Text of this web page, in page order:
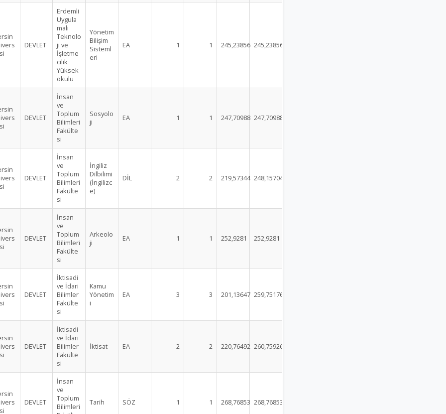
DEVLET
Erdemli
Uygula
malı
Teknolo
ji ve
İşletme
cilik
Yüksek
okulu
Yönetim
Bilişim
Sisteml
eri
EA 1 1 245,23856 245,23856
DEVLET
İnsan
ve
Toplum
Bilimleri
Fakülte
si
Sosyolo
ji
EA 1 1 247,70988 247,70988
DEVLET
İnsan
ve
Toplum
Bilimleri
Fakülte
si
İngiliz
Dilbilimi
(İngilizc
e)
DİL 2 2 219,57344 248,15704
DEVLET
İnsan
ve
Toplum
Bilimleri
Fakülte
si
Arkeolo
ji
EA 1 1 252,9281 252,9281
DEVLET
İktisadi
ve İdari
Bilimler
Fakülte
si
Kamu
Yönetim
i
EA 3 3 201,13647 259,75176
DEVLET
İktisadi
ve İdari
Bilimler
Fakülte
si
İktisat EA 2 2 220,76492 260,75926
DEVLET
İnsan
ve
Toplum
Bilimleri
Tarih SÖZ 1 1 268,76853 268,76853